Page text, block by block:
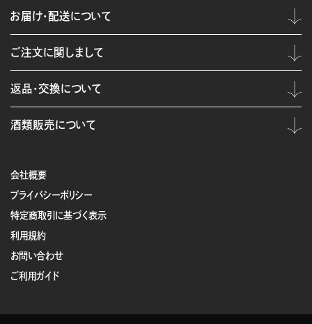
会社概要
プライバシーポリシー
特定商取引に基づく表示
利用規約
お問い合わせ
ご利用ガイド
お届け・配送について
ご注文に関しまして
返品・交換について
酒類販売について